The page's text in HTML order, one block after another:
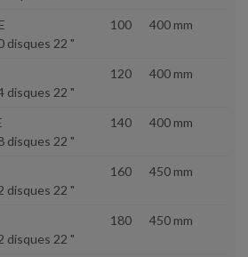
disques 22 "
100 400 mm
disques 22 "
120 400 mm
disques 22 "
140 400 mm
disques 22 "
160 450 mm
disques 22 "
180 450 mm